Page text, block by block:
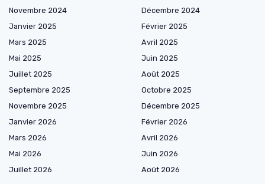
Novembre 2024
Décembre 2024
Janvier 2025
Février 2025
Mars 2025
Avril 2025
Mai 2025
Juin 2025
Juillet 2025
Août 2025
Septembre 2025
Octobre 2025
Novembre 2025
Décembre 2025
Janvier 2026
Février 2026
Mars 2026
Avril 2026
Mai 2026
Juin 2026
Juillet 2026
Août 2026